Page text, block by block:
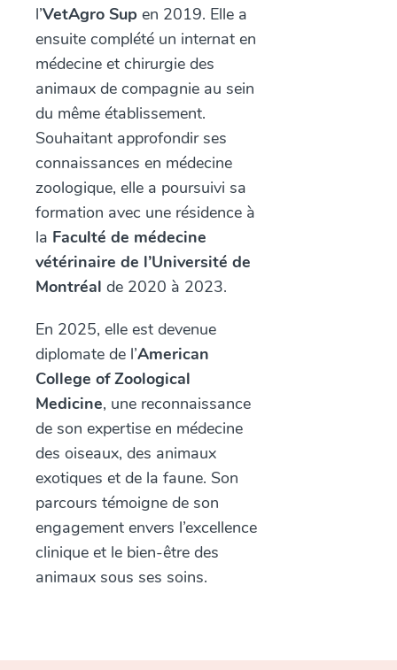
l’VetAgro Sup en 2019. Elle a
ensuite complété un internat en
médecine et chirurgie des
animaux de compagnie au sein
du même établissement.
Souhaitant approfondir ses
connaissances en médecine
zoologique, elle a poursuivi sa
formation avec une résidence à
la Faculté de médecine
vétérinaire de l’Université de
Montréal de 2020 à 2023.
En 2025, elle est devenue
diplomate de l’American
College of Zoological
Medicine, une reconnaissance
de son expertise en médecine
des oiseaux, des animaux
exotiques et de la faune. Son
parcours témoigne de son
engagement envers l’excellence
clinique et le bien-être des
animaux sous ses soins.